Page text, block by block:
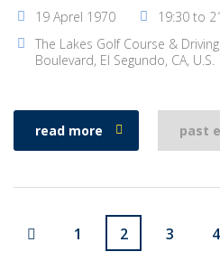
19 Aprel 1970
19:30 to
The Lakes Golf Course &
Boulevard, El Segundo, CA, U.S.
read more past
1 2 3 4